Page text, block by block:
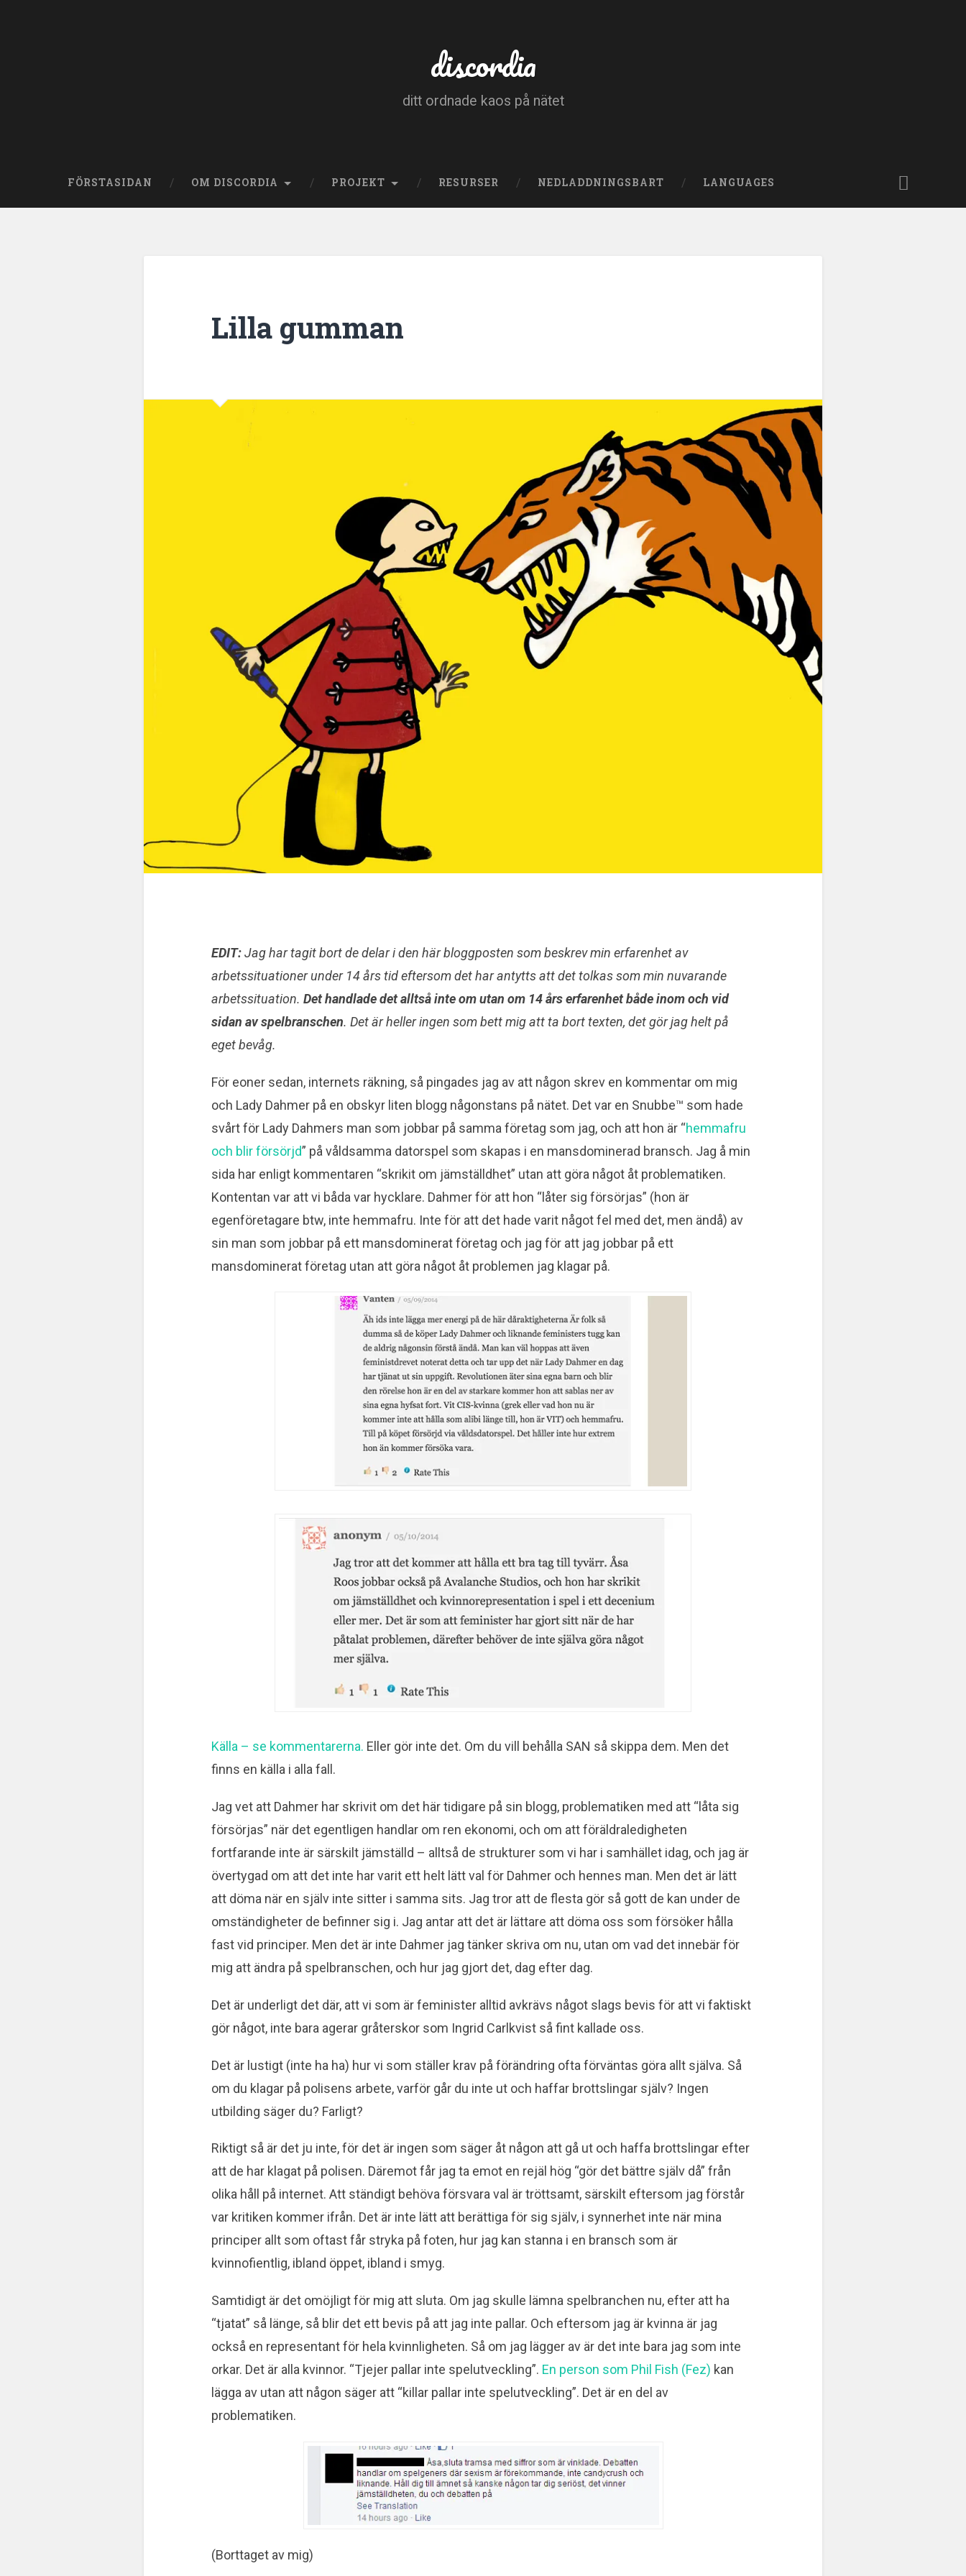
discordia
ditt ordnade kaos på nätet
FÖRSTASIDAN OM DISCORDIA PROJEKT RESURSER NEDLADDNINGSBART LANGUAGES
Lilla gumman
EDIT:Jag har tagit bort de delar i den här bloggposten som beskrev min erfarenhet av
arbetssituationer under 14 års tideftersom det har antytts att det tolkas som min nuvarande
arbetssituation.Det handlade det alltså inte om utan om 14 års erfarenhet både inom och vid
sidan av spelbranschen. Det är heller ingen som bett mig att ta bort texten, det gör jag helt på
eget bevåg.
För eoner sedan, internets räkning, så pingades jag av att någon skrev en kommentar om mig
och Lady Dahmer på en obskyr liten blogg någonstans på nätet. Det var en Snubbe™ som hade
svårt för Lady Dahmers man som jobbar på samma företag som jag, och att hon är “hemmafru
och blir försörjd” på våldsamma datorspel som skapas i en mansdominerad bransch. Jag å min
sida har enligt kommentaren “skrikit om jämställdhet” utan att göra något åt problematiken.
Kontentan var att vi båda var hycklare. Dahmer för att hon “låter sig försörjas” (hon är
egenföretagare btw, inte hemmafru. Inte för att det hade varit något fel med det, men ändå) av
sin man som jobbar på ett mansdominerat företag och jag för att jag jobbar på ett
mansdominerat företag utan att göra något åt problemen jag klagar på.
Källa – se kommentarerna. Eller gör inte det. Om du vill behålla SAN så skippa dem. Men det
finns en källa i alla fall.
Jag vet att Dahmer har skrivit om det här tidigare på sin blogg, problematiken med att “låta sig
försörjas” när det egentligen handlar om ren ekonomi, och om att föräldraledigheten
fortfarande inte är särskilt jämställd – alltså de strukturer som vi har i samhället idag, och jag är
övertygad om att det inte har varit ett helt lätt val för Dahmer och hennes man. Men det är lätt
att döma när en själv inte sitter i samma sits. Jag tror att de flesta gör så gott de kan under de
omständigheter de befinner sig i. Jag antar att det är lättare att döma oss som försöker hålla
fast vid principer. Men det är inte Dahmer jag tänker skriva om nu, utan om vad det innebär för
mig att ändra på spelbranschen, och hur jag gjort det, dag efter dag.
Det är underligt det där, att vi som är feminister alltid avkrävs något slags bevis för att vi faktiskt
gör något, inte bara agerar gråterskor som Ingrid Carlkvist så fint kallade oss.
Det är lustigt (inte ha ha) hur vi som ställer krav på förändring ofta förväntas göra allt själva. Så
om du klagar på polisens arbete, varför går du inte ut och haffar brottslingar själv? Ingen
utbilding säger du? Farligt?
Riktigt så är det ju inte, för det är ingen som säger åt någon att gå ut och haffa brottslingar efter
att de har klagat på polisen. Däremot får jag ta emot en rejäl hög “gör det bättre själv då” från
olika håll på internet. Att ständigt behöva försvara val är tröttsamt, särskilt eftersom jag förstår
var kritiken kommer ifrån. Det är inte lätt att berättiga för sig själv, i synnerhet inte när mina
principer allt som oftast får stryka på foten, hur jag kan stanna i en bransch som är
kvinnofientlig, ibland öppet, ibland i smyg.
Samtidigt är det omöjligt för mig att sluta. Om jag skulle lämna spelbranchen nu, efter att ha
“tjatat” så länge, så blir det ett bevis på att jag inte pallar. Och eftersom jag är kvinna är jag
också en representant för hela kvinnligheten. Så om jag lägger av är det inte bara jag som inte
orkar. Det är alla kvinnor. “Tjejer pallar inte spelutveckling”. En person som Phil Fish (Fez) kan
lägga av utan att någon säger att “killar pallar inte spelutveckling”. Det är en del av
problematiken.
(Borttaget av mig)